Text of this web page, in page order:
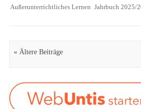
Außerunterrichtliches Lernen Jahrbuch 2025/
Artikel Navigation
« Ältere Beiträge